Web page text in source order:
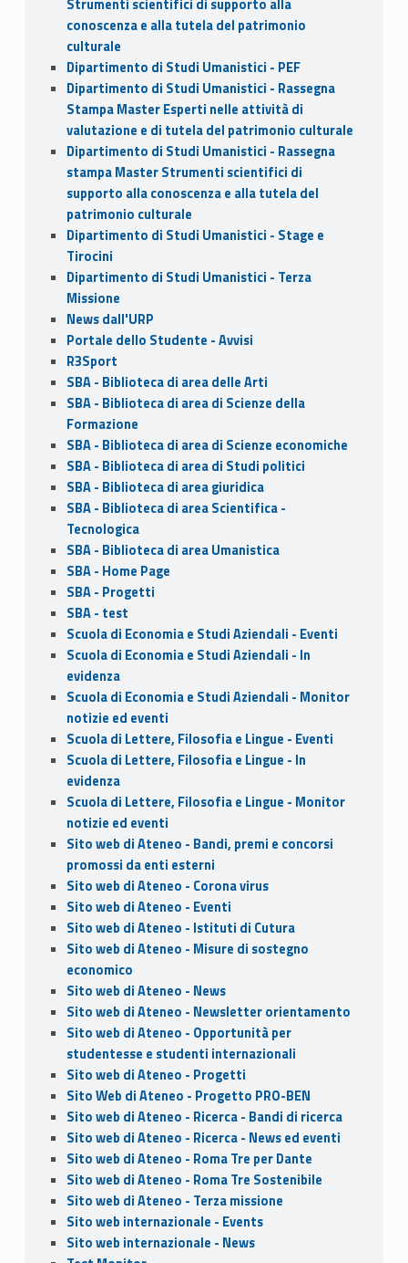
Strumenti scientifici di supporto alla
conoscenza e alla tutela del patrimonio
culturale
Dipartimento di Studi Umanistici - PEF
Dipartimento di Studi Umanistici - Rassegna
Stampa Master Esperti nelle attività di
valutazione e di tutela del patrimonio culturale
Dipartimento di Studi Umanistici - Rassegna
stampa Master Strumenti scientifici di
supporto alla conoscenza e alla tutela del
patrimonio culturale
Dipartimento di Studi Umanistici - Stage e
Tirocini
Dipartimento di Studi Umanistici - Terza
Missione
News dall'URP
Portale dello Studente - Avvisi
R3Sport
SBA - Biblioteca di area delle Arti
SBA - Biblioteca di area di Scienze della
Formazione
SBA - Biblioteca di area di Scienze economiche
SBA - Biblioteca di area di Studi politici
SBA - Biblioteca di area giuridica
SBA - Biblioteca di area Scientifica -
Tecnologica
SBA - Biblioteca di area Umanistica
SBA - Home Page
SBA - Progetti
SBA - test
Scuola di Economia e Studi Aziendali - Eventi
Scuola di Economia e Studi Aziendali - In
evidenza
Scuola di Economia e Studi Aziendali - Monitor
notizie ed eventi
Scuola di Lettere, Filosofia e Lingue - Eventi
Scuola di Lettere, Filosofia e Lingue - In
evidenza
Scuola di Lettere, Filosofia e Lingue - Monitor
notizie ed eventi
Sito web di Ateneo - Bandi, premi e concorsi
promossi da enti esterni
Sito web di Ateneo - Corona virus
Sito web di Ateneo - Eventi
Sito web di Ateneo - Istituti di Cutura
Sito web di Ateneo - Misure di sostegno
economico
Sito web di Ateneo - News
Sito web di Ateneo - Newsletter orientamento
Sito web di Ateneo - Opportunità per
studentesse e studenti internazionali
Sito web di Ateneo - Progetti
Sito Web di Ateneo - Progetto PRO-BEN
Sito web di Ateneo - Ricerca - Bandi di ricerca
Sito web di Ateneo - Ricerca - News ed eventi
Sito web di Ateneo - Roma Tre per Dante
Sito web di Ateneo - Roma Tre Sostenibile
Sito web di Ateneo - Terza missione
Sito web internazionale - Events
Sito web internazionale - News